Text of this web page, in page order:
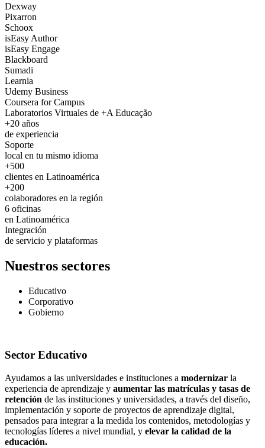
Dexway
Pixarron
Schoox
isEasy Author
isEasy Engage
Blackboard
Sumadi
Learnia
Udemy Business
Coursera for Campus
Laboratorios Virtuales de +A Educação
+20 años
de experiencia
Soporte
local en tu mismo idioma
+500
clientes en Latinoamérica
+200
colaboradores en la región
6 oficinas
en Latinoamérica
Integración
de servicio y plataformas
Nuestros sectores
Educativo
Corporativo
Gobierno
Sector Educativo
Ayudamos a las universidades e instituciones a modernizar la
experiencia de aprendizaje y aumentar las matrículas y tasas de
retención de las instituciones y universidades, a través del diseño,
implementación y soporte de proyectos de aprendizaje digital,
pensados para integrar a la medida los contenidos, metodologías y
tecnologías líderes a nivel mundial, y elevar la calidad de la
educación.